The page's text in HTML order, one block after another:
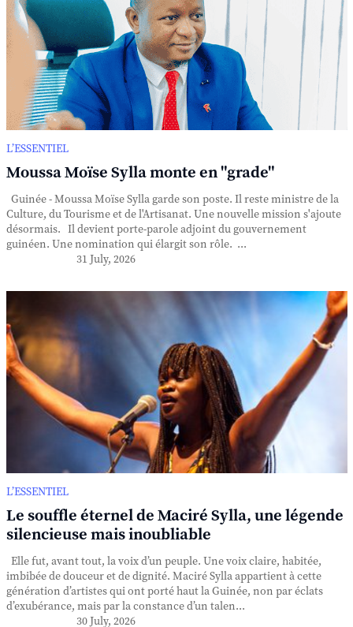
L’ESSENTIEL
Moussa Moïse Sylla monte en "grade"
Guinée - Moussa Moïse Sylla garde son poste. Il reste ministre de la
Culture, du Tourisme et de l'Artisanat. Une nouvelle mission s'ajoute
désormais. Il devient porte-parole adjoint du gouvernement
guinéen. Une nomination qui élargit son rôle. ...
31 July, 2026
L’ESSENTIEL
Le souffle éternel de Maciré Sylla, une légende
silencieuse mais inoubliable
Elle fut, avant tout, la voix d’un peuple. Une voix claire, habitée,
imbibée de douceur et de dignité. Maciré Sylla appartient à cette
génération d’artistes qui ont porté haut la Guinée, non par éclats
d’exubérance, mais par la constance d’un talen...
30 July, 2026